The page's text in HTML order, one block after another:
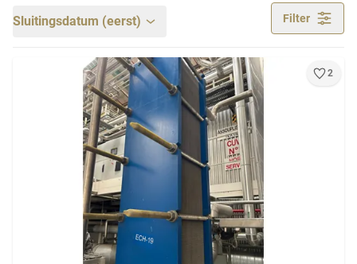
Sluitingsdatum (eerst) Filter
2